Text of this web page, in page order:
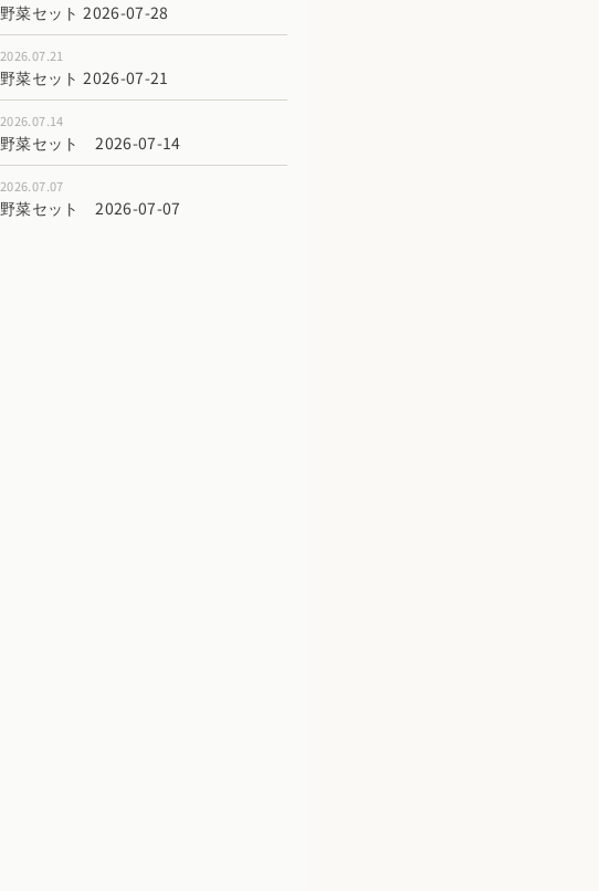
野菜セット 2026-07-28
2026.07.21
野菜セット 2026-07-21
2026.07.14
野菜セット 2026-07-14
2026.07.07
野菜セット 2026-07-07